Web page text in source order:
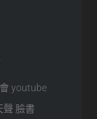
youtube
聲 臉書